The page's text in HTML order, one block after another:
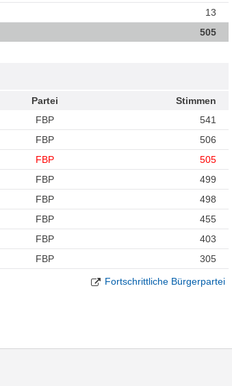
13
505
Partei
Stimmen
FBP
541
FBP
506
FBP
505
FBP
499
FBP
498
FBP
455
FBP
403
FBP 305
Fortschrittliche Bürgerpartei